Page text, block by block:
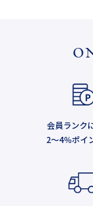
会員ランク
2～4％ポイ